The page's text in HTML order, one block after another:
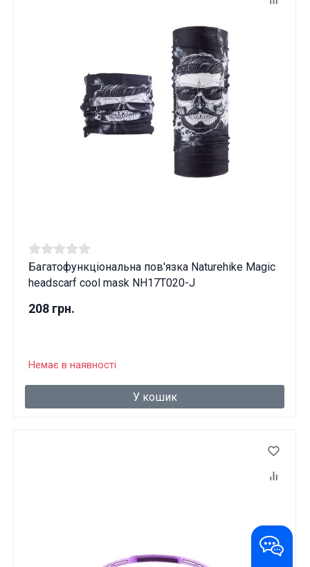
Багатофункціональна пов'язка Naturehike Magic
headscarf cool mask NH17T020-J
208 грн.
Немає в наявності
У кошик